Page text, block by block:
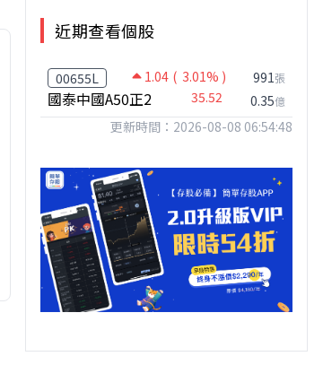
近期查看個股
00655L 1.04 ( 3.01% )
國泰中國A50正2 35.52
991張
0.35億
更新時間：2026-08-08 06:54:48